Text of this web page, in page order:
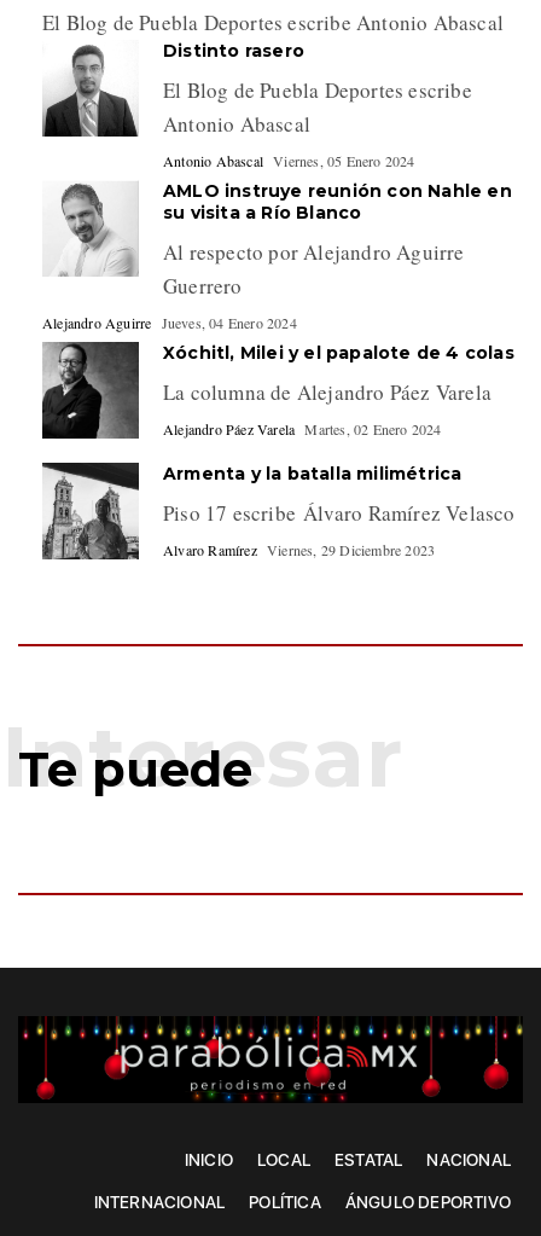
El Blog de Puebla Deportes escribe Antonio Abascal
Distinto rasero
El Blog de Puebla Deportes escribe
Antonio Abascal
Antonio Abascal Viernes, 05 Enero 2024
AMLO instruye reunión con Nahle en
su visita a Río Blanco
Al respecto por Alejandro Aguirre
Guerrero
Alejandro Aguirre Jueves, 04 Enero 2024
Xóchitl, Milei y el papalote de 4 colas
La columna de Alejandro Páez Varela
Alejandro Páez Varela Martes, 02 Enero 2024
Armenta y la batalla milimétrica
Piso 17 escribe Álvaro Ramírez Velasco
Alvaro Ramírez Viernes, 29 Diciembre 2023
Te puede
INICIO LOCAL ESTATAL NACIONAL
INTERNACIONAL POLÍTICA ÁNGULO DEPORTIVO